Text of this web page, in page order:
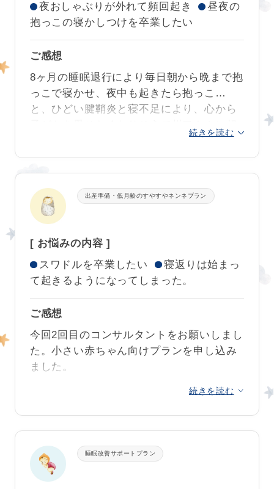
ているのだと感じました。
お祈り申し上げます！
クークールナより
グループコンサルに来ていただきありがと
うございました❣
本当にあっという間の改善が素晴らしかっ
たです。
改善がみられ、 何よりお子さまを信じてし
っかりミルクがなくても眠れることを教え
ているお気持ちが通じていることが伝わっ
グループコンサルでの講座の内容をしっか
りご理解いただき実践していただき毎週の
変化を楽しみにしていました。
グルコン中に1歳のお誕生日を迎えられ夜通
しネンネで1歳をスタートできたこと、とて
サポートスタート時
睡眠改善サポートプラン
ご自分でのネントレとても頑張っていてス
ケジュールもしっかり規則正しく過ごされ
ていましたので、
みたりスクワットしてみたり。 寝たかと思
って置くと泣く、また抱っこしての繰り返
て、でも眠らせないといけないし…毎日必
死でした。
クークールナのホームページのお客様の声
「いや、でもそんなにうまくいくわけな
て今だけなんだから、してあげたら」とい
う言葉に勝手に振り回されて、ずっと我慢
今思うと迷っている時間がもったいなかっ
たです…。もっと早くお願いするべきでし
川口さんの親切で丁寧な対応、本当に嬉し
かったです。 まるで知識の泉のように様々
なことを教えていただいて、毎日充実した
学びを得ることが出来ました。
追い詰められている心に毎日寄り添ってく
でくることが出来ました。 世の中がなんと
言おうと、絶対に夜は親子そろって眠れた
夜おしゃぶりが外れて頻回起き
昼夜の
抱っこの寝かしつけを卒業したい
ご感想
8ヶ月の睡眠退行により毎日朝から晩まで抱
っこで寝かせ、夜中も起きたら抱っこ…
と、ひどい腱鞘炎と寝不足により、心から
た
。
育児書やセルフねんねについての本はいく
つか読んで自分なりに研究していました
わが子の個性に寄り添ったアドバイス
は専門の方に相談しないと得られないもの
でした
ほぼ毎日連絡してしまいましたが、いつも
優しく丁寧にお応えいただきました。その
たびに的確でわかりやすいアドバイスをい
ただけて安心しましたし、自信を持って取
が、夜も昼も1人で寝てくれますし、夜中起
きても自分
続きを読む
出産準備・低月齢のすやすやネンネプラン
[ お悩みの内容 ]
スワドルを卒業したい
寝返りは始まっ
て起きるようになってしまった。
ご感想
今回2回目のコンサルタントをお願いしまし
た。小さい赤ちゃん向けプランを申し込み
ました。
今回はスワドル卒業、夜間の寝返り対応に
結果、あれだけ心配していたスワドルも３
日とかからずすんなり卒業
続きを読む
睡眠改善サポートプラン